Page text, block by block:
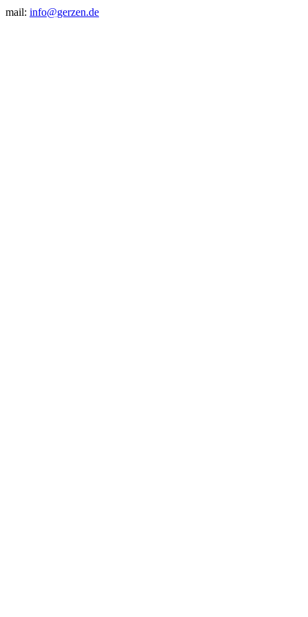
mail: info@gerzen.de